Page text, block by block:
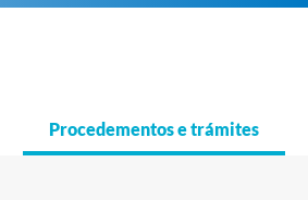
Procedementos e trámites